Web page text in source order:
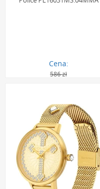
Cena:
586 zł